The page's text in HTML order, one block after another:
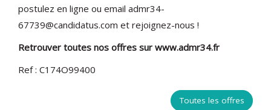
postulez en ligne ou email admr34-
67739@candidatus.com et rejoignez-nous !
Retrouver toutes nos offres sur www.admr34.fr
Ref : C174O99400
Toutes les offres